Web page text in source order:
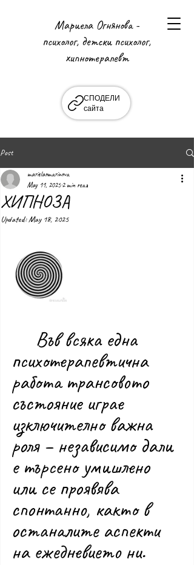
Мариела Огнянова -
психолог, детски психолог,
хипнотерапевт
СПОДЕЛИ
сайта
Post
ХИПНОЗА
marielaomarinova
May 11, 20252 min read
Updated:May 18, 2025
психотерапевтична
работа трансовото
състояние играе
изключително важна
роля – независимо дали
е търсено умишлено
или се проявява
спонтанно, както в
останалите аспекти
на ежедневието ни.